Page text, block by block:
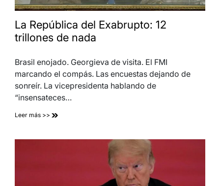
La República del Exabrupto: 12
trillones de nada
Brasil enojado. Georgieva de visita. El FMI
marcando el compás. Las encuestas dejando de
sonreír. La vicepresidenta hablando de
“insensateces…
Leer más >>